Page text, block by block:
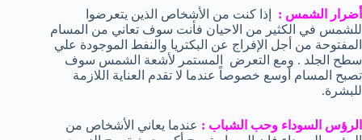
أضرار الشمس : إذا كنت من الأشخاص الذين يتعرضوا
للشمس في الكثير من الاحيان فأنت سوف تعاني من المسام
المفتوحة من أجل الإفراج عن البكتريا والنفط الموجودة علي
سطح الجلد . ومع التعرض المستمر لأشعة الشمس سوف
تصبح المسام أوسع خصوصاً عندما لا تقدم العناية اللازمة
للبشرة.
الرؤس السوداء وحب الشباب : عندما يعاني الأشخاص من